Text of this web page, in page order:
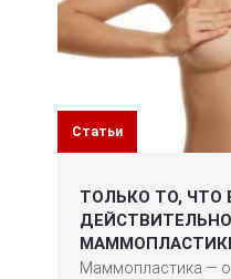
Статьи
ТОЛЬКО ТО, ЧТО
Маммопластика —